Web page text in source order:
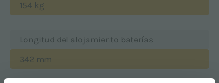
154 kg
Longitud del alojamiento baterías
342 mm